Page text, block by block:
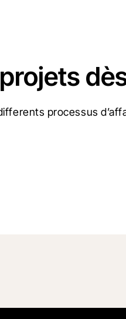
processus